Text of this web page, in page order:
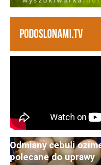
PODOSLONAMI.TV
Odmiany cebuli
polecane do uprawy